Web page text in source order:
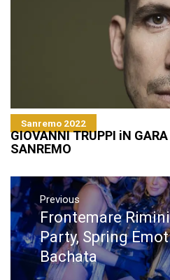
Sanremo 2022
GIOVANNI TRUPPI iN
SANREMO
Navigazione
articoli
Previous
Previous
post:
Frontemare
Party, Spring
Bachata